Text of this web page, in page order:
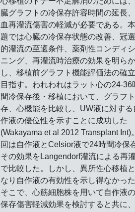
臓グラフトの冷保存許容時間の延長
血再灌流傷害の軽減が必要である。
題では心臓の冷保存状態の改善、冠
的灌流の至適条件、薬剤性コンディ
ニング、再灌流時治療の効果を明ら
し、移植前グラフト機能評価法の確
目指す。われわれはラット心の24-36
間冷保存後・移植において、グラフ
存、心機能を比較し、UW液に対する
作液の優位性を示すことに成功した
(Wakayama et al 2012 Transplant Int)
回は自作液とCelsior液で24時間冷保
その効果をLangendorf灌流による再
で比較した。しかし、異所性心移植
なり自作液の有効性を示し得なかっ
そこで、心筋細胞株を用いて自作液
保存傷害軽減効果を検討すると共に